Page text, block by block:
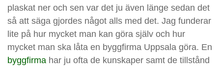
plaskat ner och sen var det ju även länge sedan det
så att säga gjordes något alls med det. Jag funderar
lite på hur mycket man kan göra själv och hur
mycket man ska låta en byggfirma Uppsala göra. En
byggfirma har ju ofta de kunskaper samt de tillstånd